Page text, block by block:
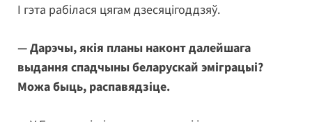
І гэта рабілася цягам дзесяцігоддзяў.
— Дарэчы, якія планы наконт далейшага
выдання спадчыны беларускай эміграцыі?
Можа быць, распавядзіце.